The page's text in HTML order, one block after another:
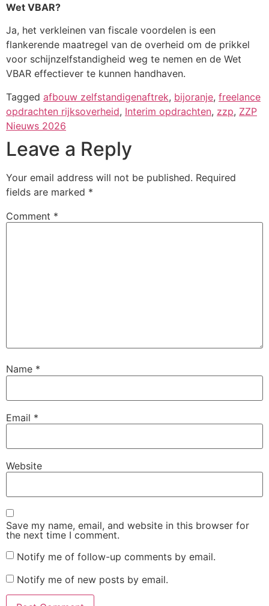
Wet VBAR?
Ja, het verkleinen van fiscale voordelen is een
flankerende maatregel van de overheid om de prikkel
voor schijnzelfstandigheid weg te nemen en de Wet
VBAR effectiever te kunnen handhaven.
Tagged afbouw zelfstandigenaftrek, bijoranje, freelance
opdrachten rijksoverheid, Interim opdrachten, zzp, ZZP
Nieuws 2026
Leave a Reply
Your email address will not be published. Required
fields are marked *
Comment *
Name *
Email *
Website
Save my name, email, and website in this browser for
the next time I comment.
Notify me of follow-up comments by email.
Notify me of new posts by email.